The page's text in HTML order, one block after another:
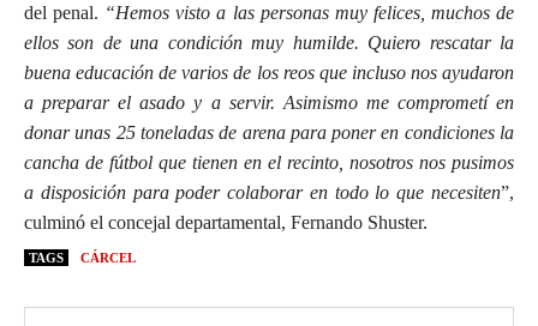
del penal. “Hemos visto a las personas muy felices, muchos de
ellos son de una condición muy humilde. Quiero rescatar la
buena educación de varios de los reos que incluso nos ayudaron
a preparar el asado y a servir. Asimismo me comprometí en
donar unas 25 toneladas de arena para poner en condiciones la
cancha de fútbol que tienen en el recinto, nosotros nos pusimos
a disposición para poder colaborar en todo lo que necesiten”,
culminó el concejal departamental, Fernando Shuster.
TAGS CÁRCEL